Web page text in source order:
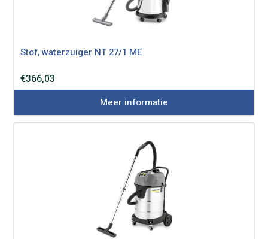
Stof, waterzuiger NT 27/1 ME
€366,03
Meer informatie